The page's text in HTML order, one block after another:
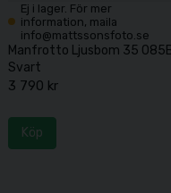
Ej i lager. För mer
information, maila
info@mattssonsfoto.se
Manfrotto Ljusbom 35
Svart
3 790 kr
Köp